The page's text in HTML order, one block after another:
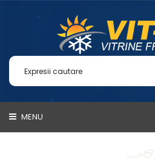
MENU